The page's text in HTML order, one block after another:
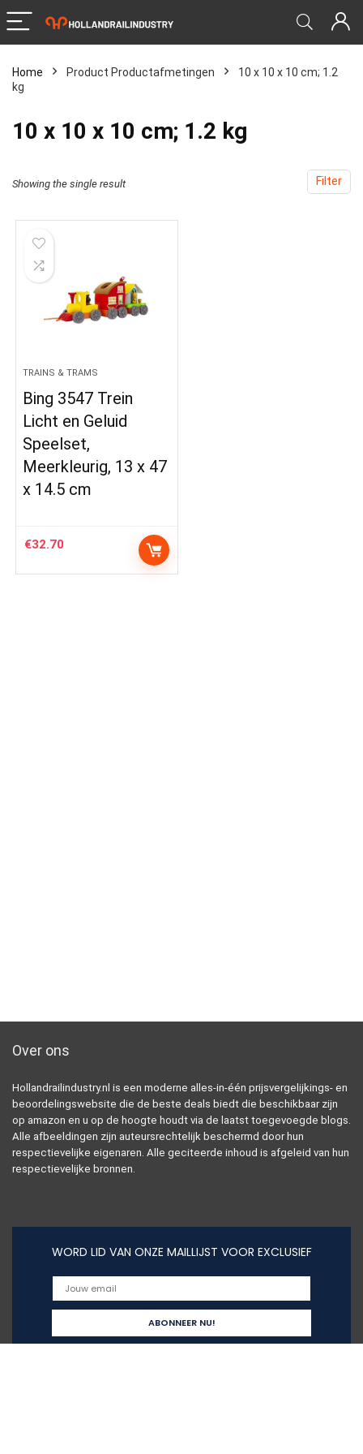
Home Product Productafmetingen
‎10 x 10 x 10 cm; 1.2
kg
‎10 x 10 x 10 cm; 1.2 kg
Filter
Showing the single result
TRAINS & TRAMS
Bing 3547 Trein
Licht en Geluid
Speelset,
Meerkleurig, 13 x 47
x 14.5 cm
€32.70
Over ons
Hollandrailindustry.nl is een moderne alles-in-één prijsvergelijkings- en
beoordelingswebsite die de beste deals biedt die beschikbaar zijn
op amazon en u op de hoogte houdt via de laatst toegevoegde blogs.
Alle afbeeldingen zijn auteursrechtelijk beschermd door hun
respectievelijke eigenaren. Alle geciteerde inhoud is afgeleid van hun
respectievelijke bronnen.
WORD LID VAN ONZE MAILLIJST VOOR EXCLUSIEF